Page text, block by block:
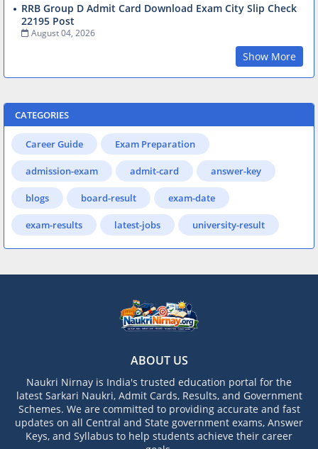
RRB Group D Admit Card Download Exam City Slip Check
22195 Post
August 04, 2026
Show More
CATEGORIES
Career Guide Exam Preparation
admission-exam admit-card answer-key
blogs board-result exam-date
exam-results latest-jobs university-result
ABOUT US
Naukri Nirnay is India's trusted education portal for the
latest Sarkari Naukri, Admit Cards, Results, and Government
Schemes. We are committed to providing accurate and fast
updates on all Central and State government exams, Answer
Keys, and Syllabus to help students achieve their career